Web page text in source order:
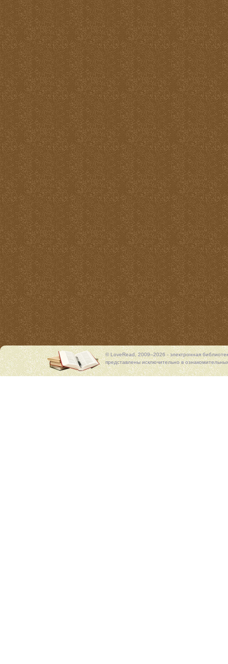
© LoveRead, 2009–2026 - электронная
представлены исключительно в